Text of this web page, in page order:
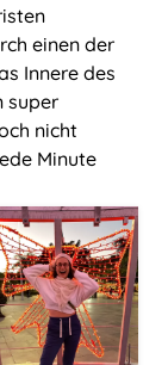
einen der
Innere des
super
nicht
Minute